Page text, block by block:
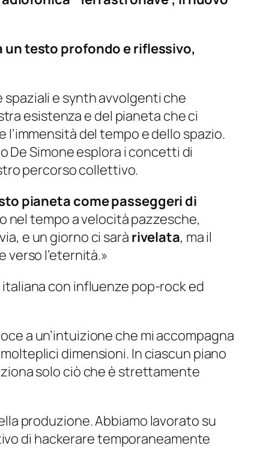
un testo profondo e riflessivo,
e synth avvolgenti che
esistenza e del pianeta che ci
del tempo e dello spazio.
De Simone esplora i concetti di
percorso collettivo.
pianeta come passeggeri di
nel tempo a velocità pazzesche,
e un giorno ci sarà rivelata, ma il
verso l’eternità.»
con influenze pop-rock ed
a un’intuizione che mi accompagna
dimensioni. In ciascun piano
solo ciò che è strettamente
produzione. Abbiamo lavorato su
di hackerare temporaneamente